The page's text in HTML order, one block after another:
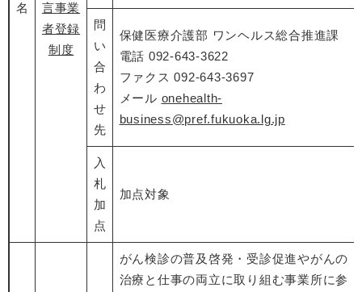
名
言事業
者登録
制度
問
い
合
わ
せ
先
保健医療介護部 ワンヘルス総合推進課
電話 092‐643‐3622
ファクス 092-643-3697
メール onehealth-
business@pref.fukuoka.lg.jp
入
札
加
点
加点対象
がん検診の普及啓発・受診促進やがんの
治療と仕事の両立に取り組む事業所に参